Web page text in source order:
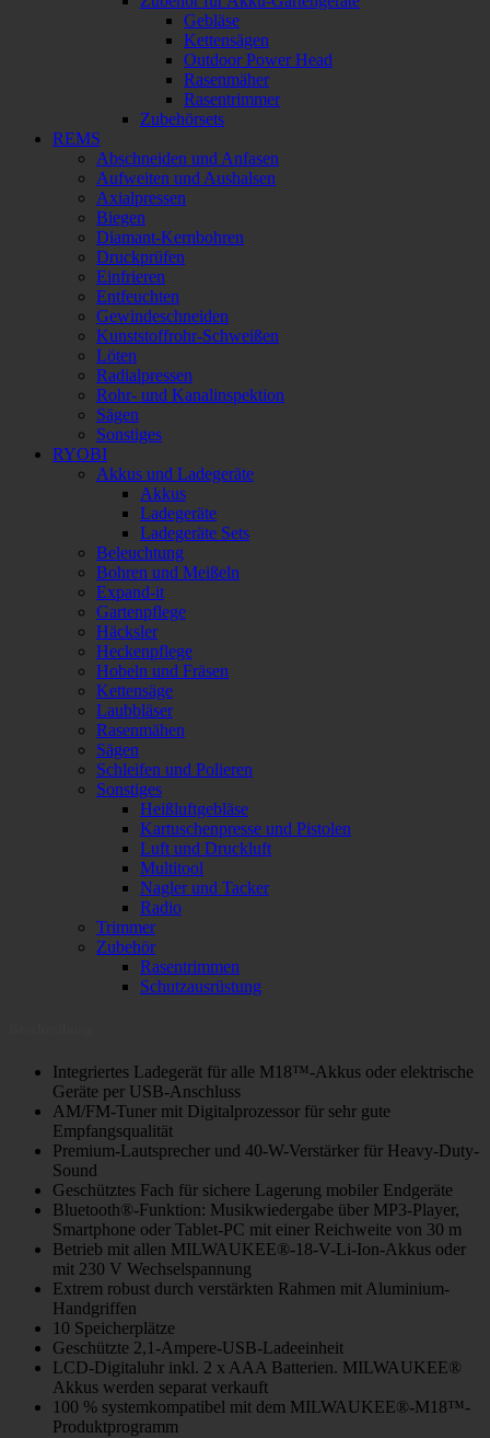
Gebläse
Kettensägen
Outdoor Power Head
Rasenmäher
Rasentrimmer
Zubehörsets
REMS
Abschneiden und Anfasen
Aufweiten und Aushalsen
Axialpressen
Biegen
Diamant-Kernbohren
Druckprüfen
Einfrieren
Entfeuchten
Gewindeschneiden
Kunststoffrohr-Schweißen
Löten
Radialpressen
Rohr- und Kanalinspektion
Sägen
Sonstiges
RYOBI
Akkus und Ladegeräte
Akkus
Ladegeräte
Ladegeräte Sets
Beleuchtung
Bohren und Meißeln
Expand-it
Gartenpflege
Häcksler
Heckenpflege
Hobeln und Fräsen
Kettensäge
Laubbläser
Rasenmähen
Sägen
Schleifen und Polieren
Sonstiges
Heißluftgebläse
Kartuschenpresse und Pistolen
Luft und Druckluft
Multitool
Nagler und Tacker
Radio
Trimmer
Zubehör
Rasentrimmen
Schutzausrüstung
Integriertes Ladegerät für alle M18™-Akkus oder elektrische
Geräte per USB-Anschluss
AM/FM-Tuner mit Digitalprozessor für sehr gute
Empfangsqualität
Premium-Lautsprecher und 40-W-Verstärker für Heavy-Duty-
Sound
Geschütztes Fach für sichere Lagerung mobiler Endgeräte
Bluetooth®-Funktion: Musikwiedergabe über MP3-Player,
Smartphone oder Tablet-PC mit einer Reichweite von 30 m
Betrieb mit allen MILWAUKEE®-18-V-Li-Ion-Akkus oder
mit 230 V Wechselspannung
Extrem robust durch verstärkten Rahmen mit Aluminium-
Handgriffen
10 Speicherplätze
Geschützte 2,1-Ampere-USB-Ladeeinheit
LCD-Digitaluhr inkl. 2 x AAA Batterien. MILWAUKEE®
Akkus werden separat verkauft
100 % systemkompatibel mit dem MILWAUKEE®-M18™-
Produktprogramm